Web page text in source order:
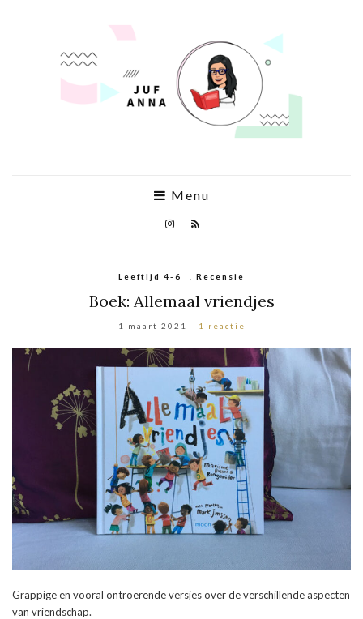
Menu
Leeftijd 4-6 Recensie
Boek: Allemaal vriendjes
1 maart 2021 1 reactie
Grappige en vooral ontroerende versjes over de verschillende aspecten
van vriendschap.